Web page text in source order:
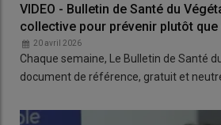
VIDEO - Bulletin de Santé du
collective pour prévenir plutôt
20 avril 2026
Chaque semaine, Le Bulletin de Santé
document de référence, gratuit et